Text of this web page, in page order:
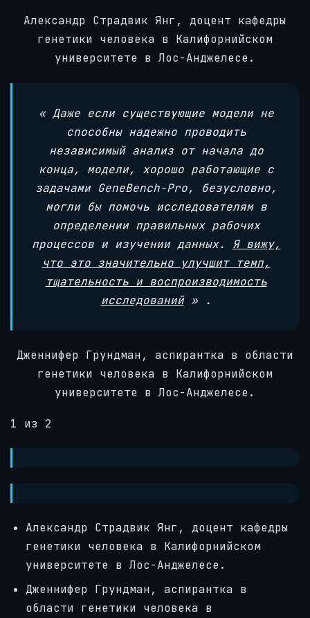
Александр Страдвик Янг, доцент кафедры
генетики человека в Калифорнийском
университете в Лос-Анджелесе.
« Даже если существующие модели не
способны надежно проводить
независимый анализ от начала до
конца, модели, хорошо работающие с
задачами GeneBench-Pro, безусловно,
могли бы помочь исследователям в
определении правильных рабочих
процессов и изучении данных.
Я вижу,
что это значительно улучшит темп,
тщательность и воспроизводимость
исследований» .
Дженнифер Грундман, аспирантка в области
генетики человека в Калифорнийском
университете в Лос-Анджелесе.
1 из 2
Александр Страдвик Янг, доцент кафедры
генетики человека в Калифорнийском
университете в Лос-Анджелесе.
Дженнифер Грундман, аспирантка в
области генетики человека в